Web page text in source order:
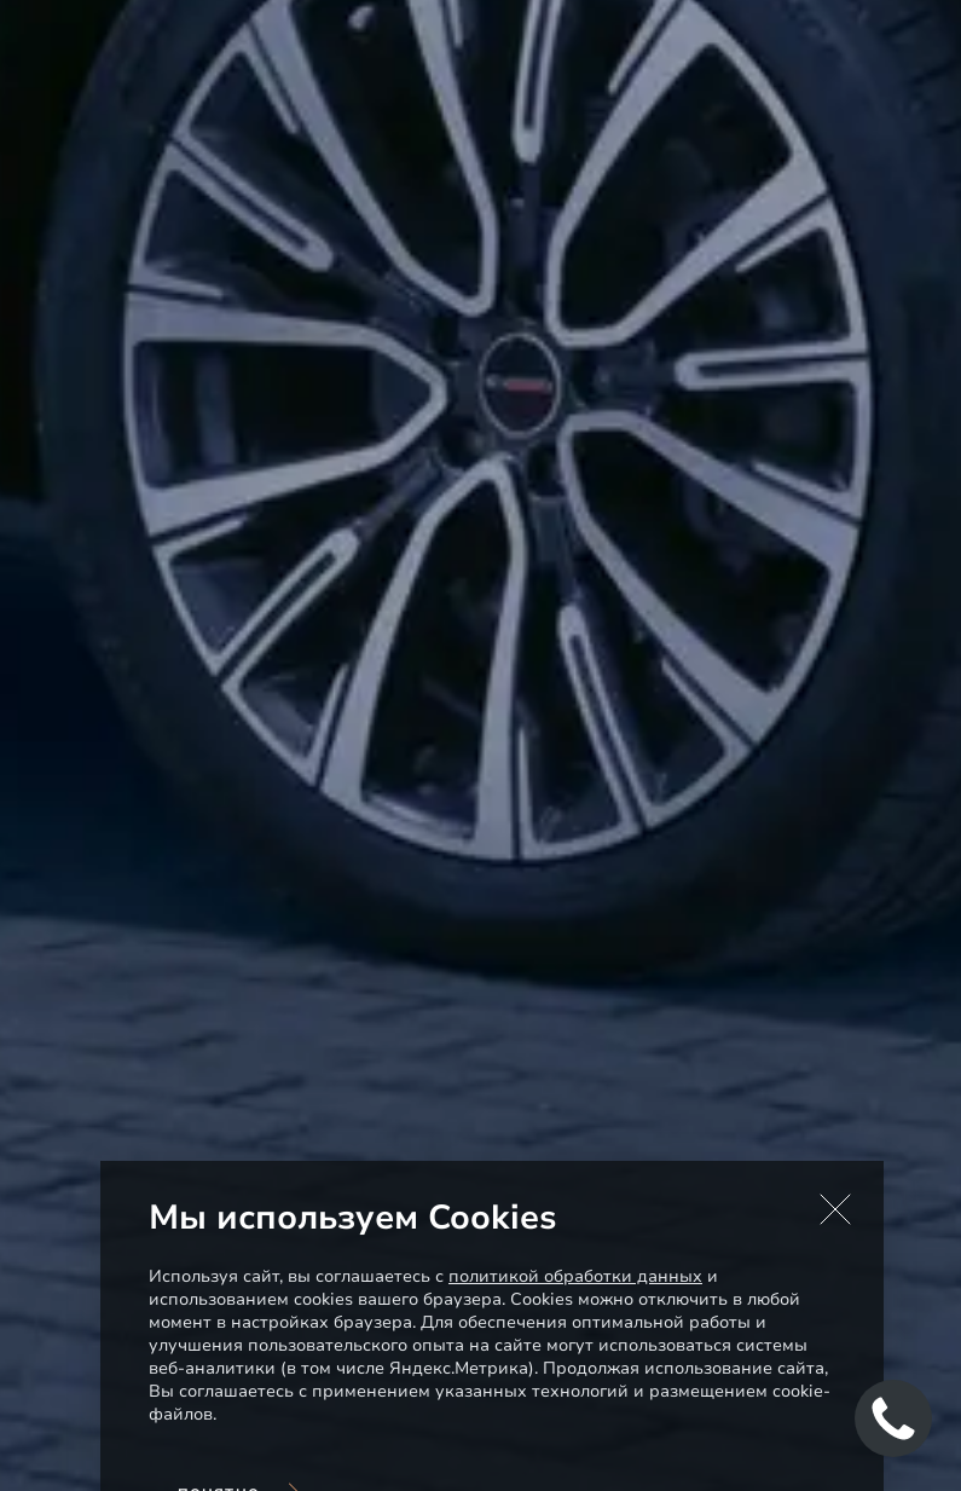
Мы используем Cookies
Используя сайт, вы соглашаетесь с политикой обработки данных и
использованием cookies вашего браузера. Cookies можно отключить в любой
момент в настройках браузера. Для обеспечения оптимальной работы и
улучшения пользовательского опыта на сайте могут использоваться системы
веб-аналитики (в том числе Яндекс.Метрика). Продолжая использование сайта,
Вы соглашаетесь с применением указанных технологий и размещением cookie-
файлов.